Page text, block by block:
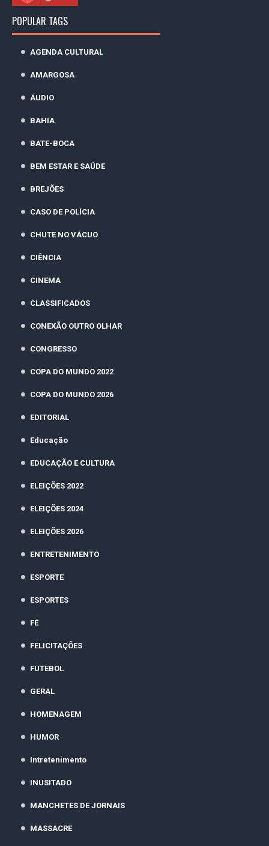
POPULAR TAGS
AGENDA CULTURAL
AMARGOSA
ÁUDIO
BAHIA
BATE-BOCA
BEM ESTAR E SAÚDE
BREJÕES
CASO DE POLÍCIA
CHUTE NO VÁCUO
CIÊNCIA
CINEMA
CLASSIFICADOS
CONEXÃO OUTRO OLHAR
CONGRESSO
COPA DO MUNDO 2022
COPA DO MUNDO 2026
EDITORIAL
Educação
EDUCAÇÃO E CULTURA
ELEIÇÕES 2022
ELEIÇÕES 2024
ELEIÇÕES 2026
ENTRETENIMENTO
ESPORTE
ESPORTES
FÉ
FELICITAÇÕES
FUTEBOL
GERAL
HOMENAGEM
HUMOR
Intretenimento
INUSITADO
MANCHETES DE JORNAIS
MASSACRE